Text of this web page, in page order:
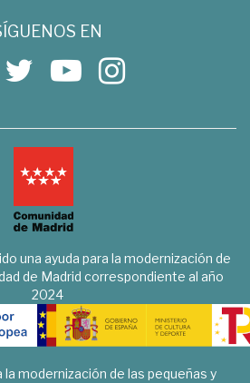
EN
una ayuda para la modernización de
de Madrid correspondiente al año
2024
la modernización de las pequeñas y